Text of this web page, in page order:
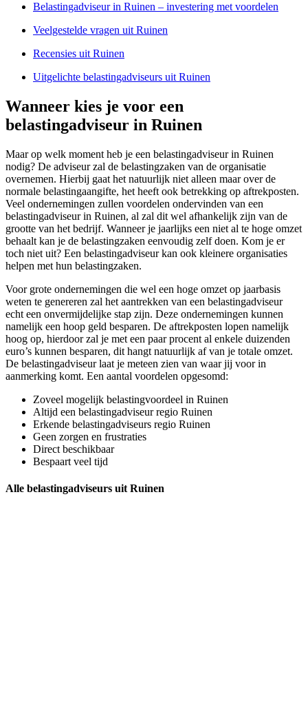
Belastingadviseur in Ruinen – investering met voordelen
Veelgestelde vragen uit Ruinen
Recensies uit Ruinen
Uitgelichte belastingadviseurs uit Ruinen
Wanneer kies je voor een
belastingadviseur in Ruinen
Maar op welk moment heb je een belastingadviseur in Ruinen
nodig? De adviseur zal de belastingzaken van de organisatie
overnemen. Hierbij gaat het natuurlijk niet alleen maar over de
normale belastingaangifte, het heeft ook betrekking op aftrekposten.
Veel ondernemingen zullen voordelen ondervinden van een
belastingadviseur in Ruinen, al zal dit wel afhankelijk zijn van de
grootte van het bedrijf. Wanneer je jaarlijks een niet al te hoge omzet
behaalt kan je de belastingzaken eenvoudig zelf doen. Kom je er
toch niet uit? Een belastingadviseur kan ook kleinere organisaties
helpen met hun belastingzaken.
Voor grote ondernemingen die wel een hoge omzet op jaarbasis
weten te genereren zal het aantrekken van een belastingadviseur
echt een onvermijdelijke stap zijn. Deze ondernemingen kunnen
namelijk een hoop geld besparen. De aftrekposten lopen namelijk
hoog op, hierdoor zal je met een paar procent al enkele duizenden
euro’s kunnen besparen, dit hangt natuurlijk af van je totale omzet.
De belastingadviseur laat je meteen zien van waar jij voor in
aanmerking komt. Een aantal voordelen opgesomd:
Zoveel mogelijk belastingvoordeel in Ruinen
Altijd een belastingadviseur regio Ruinen
Erkende belastingadviseurs regio Ruinen
Geen zorgen en frustraties
Direct beschikbaar
Bespaart veel tijd
Alle belastingadviseurs uit Ruinen